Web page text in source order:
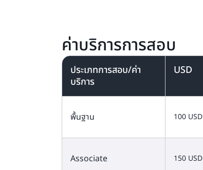
ค่าบริการการสอบ
ประเภทการสอบ/ค่า
บริการ
USD
พื้นฐาน 100 USD
Associate 150 USD